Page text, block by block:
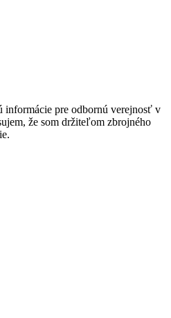
informácie pre odbornú verejnosť v
že som držiteľom zbrojného